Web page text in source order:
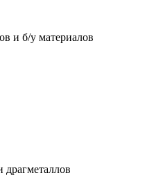
и б/у материалов